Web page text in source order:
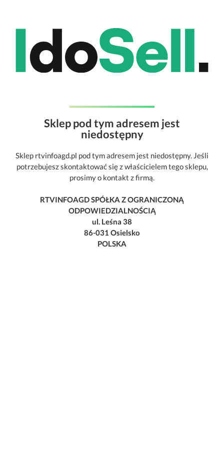
Sklep pod tym adresem jest
niedostępny
Sklep rtvinfoagd.pl pod tym adresem jest niedostępny. Jeśli
potrzebujesz skontaktować się z właścicielem tego sklepu,
prosimy o kontakt z firmą.
RTVINFOAGD SPÓŁKA Z OGRANICZONĄ
ODPOWIEDZIALNOŚCIĄ
ul. Leśna 38
86-031 Osielsko
POLSKA